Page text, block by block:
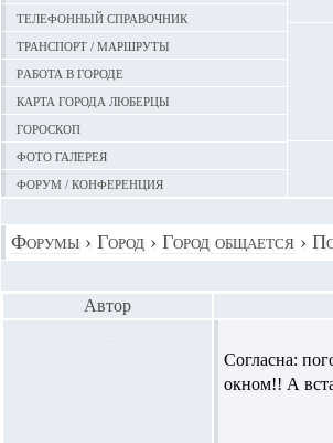
Телефонный справочник
Транспорт / маршруты
Работа в городе
Карта города Люберцы
Гороскоп
Фото галерея
Форум / конференция
Форумы › Город › Город общается ›
Автор
Согласна:
окном!! А